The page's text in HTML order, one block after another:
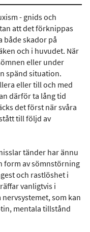
- gnids och
att det förknippas
både skador på
och i huvudet. När
eller under
spänd situation.
eller till och med
därför ta lång tid
det först när svåra
till följd av
tänder har ännu
form av sömnstörning
och rastlöshet i
vanligtvis i
som kan
mentala tillstånd